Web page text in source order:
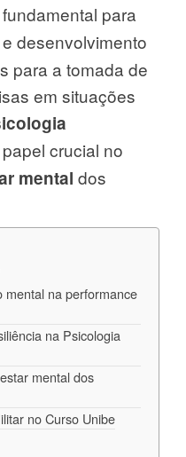
para
e desenvolvimento
para a tomada de
em situações
crucial no
mental dos
na performance
na Psicologia
mental dos
no Curso Unibe